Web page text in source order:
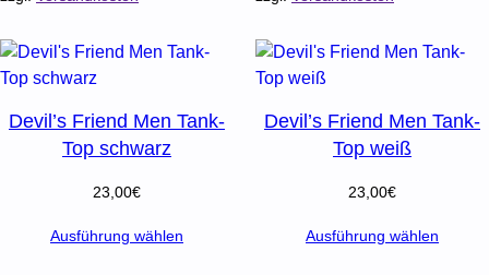
Devil’s Friend Men Tank-
Top schwarz
23,00€
Ausführung wählen
Devil’s Friend Men Tank-
Top weiß
23,00€
Ausführung wählen